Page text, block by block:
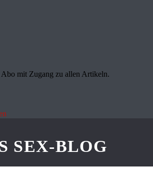
Abo mit Zugang zu allen Artikeln.
SEX-BLOG